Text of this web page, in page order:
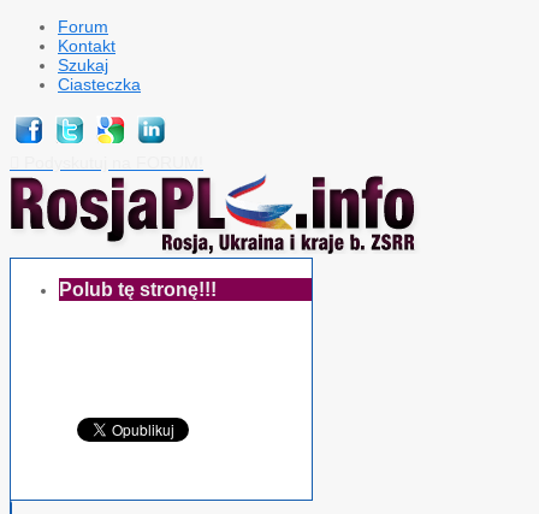
Forum
Kontakt
Szukaj
Ciasteczka
Polub tę stronę!!!